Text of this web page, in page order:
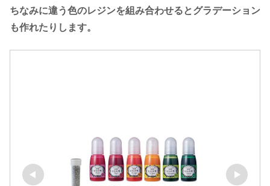
ちなみに違う色のレジンを組み合わせるとグラデーション
も作れたりします。